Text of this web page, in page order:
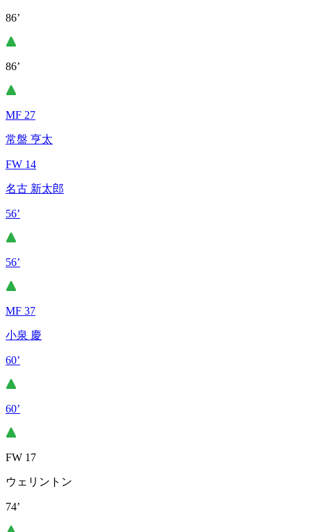
86’
86’
MF 27
常盤 亨太
FW 14
名古 新太郎
56’
56’
MF 37
小泉 慶
60’
60’
FW 17
ウェリントン
74’